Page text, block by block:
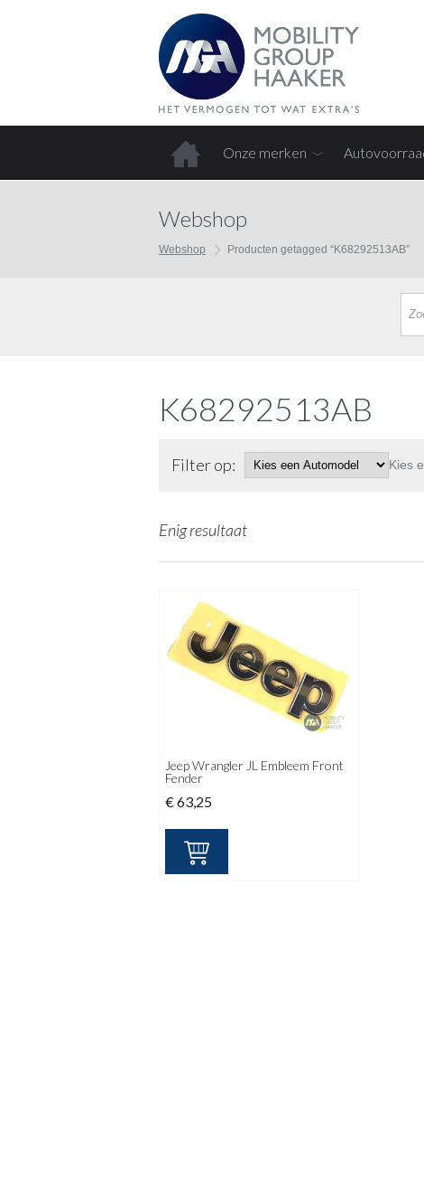
Onze merken
Webshop
Webshop Producten getagged “K68292513AB”
K68292513AB
Filter op: Kies
Enig resultaat
Jeep Wrangler JL Embleem Front
Fender
€63,25